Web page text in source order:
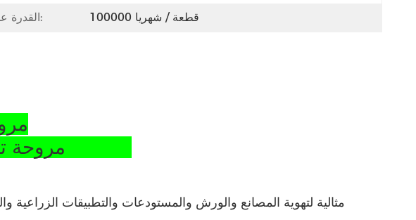
القدرة على العرض: 100000 قطعة / شهريا
مثالية لتهوية المصانع والورش والمستودعات والتطبيقات الزراعية